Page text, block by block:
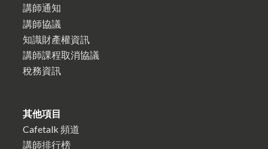
講師通知
講師協議
知識財產權資訊
講師課程取消協議
稅務資訊
其他項目
Cafetalk 頻道
講師排行榜